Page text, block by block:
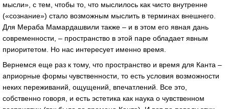
мысли», с тем, чтобы то, что мыслилось как чисто внутренне
(«сознание») стало возможным мыслить в терминах внешнего.
Для Мераба Мамардашвили также – и в этом его явная дань
современности, – пространство в этой паре обладает явным
приоритетом. Но нас интересует именно время.
Вернемся еще раз к тому, что пространство и время для Канта –
априорные формы чувственности, то есть условия возможности
неких переживаний, ощущений, впечатлений. Все это,
собственно говоря, и есть эстетика как наука о чувственном